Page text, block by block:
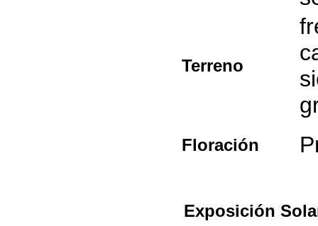
Terreno
Floración
Exposición